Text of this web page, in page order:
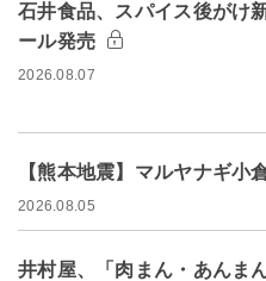
石井食品、スパイス後がけ
ール発売
2026.08.07
【熊本地震】マルヤナギ小
2026.08.05
井村屋、「肉まん・あんま